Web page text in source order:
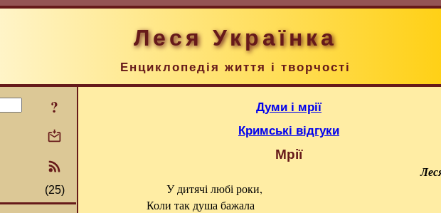
Леся Українка
Енциклопедія життя і творчості
?
(25)
Думи і мрії
Кримські відгуки
Мрії
У дитячі любі роки,
Коли так душа бажала